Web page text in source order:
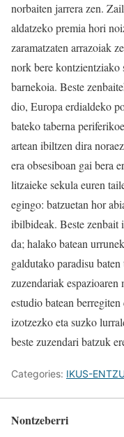
norbaiten jarrera zen.
aldatzeko premia hori
zaramatzaten arrazoiak
nork bere kontzientziako
barnekoia. Beste
dio, Europa erdialdeko
bateko taberna
artean ibiltzen dira
era obsesiboan gai bera
litzaieke sekula euren
egingo: batzuetan hor
ibilbideak. Beste zenbait
da; halako batean
galdutako paradisu
zuzendariak
estudio batean
izotzezko eta suzko
beste zuzendari batzuk
Categories: IKUS-
Nontzeberri